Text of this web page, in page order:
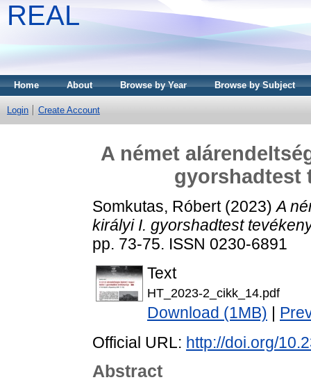
REAL
Home About Browse by Year Browse by Subject
Login Create Account
A német
gyorshadtest
Somkutas, Róbert(2023)A
királyi I. gyorshadtest
pp. 73-75. ISSN 0230-6891
Text
HT_2023-2_cikk_14.pdf
Download (1MB)
Official URL: http://doi.org/
Abstract